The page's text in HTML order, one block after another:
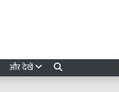
और देखें